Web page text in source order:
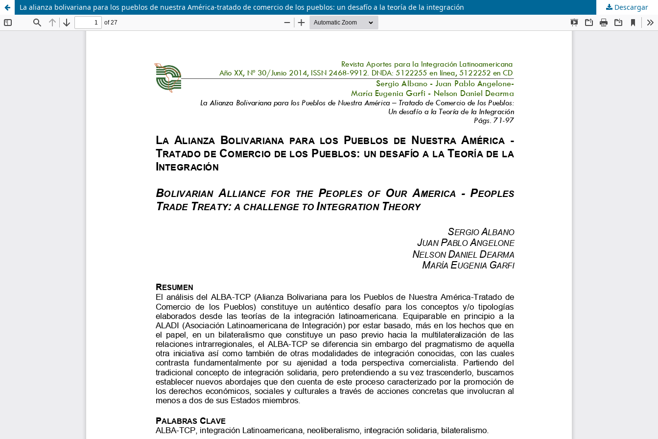
La alianza bolivariana para los pueblos de nuestra América-tratado de comercio de los pueblos: un desafío a la teoría de la integración Descargar